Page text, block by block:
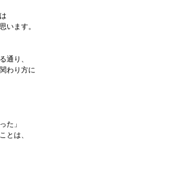
います。
通り、
わり方に
た」
ことは、